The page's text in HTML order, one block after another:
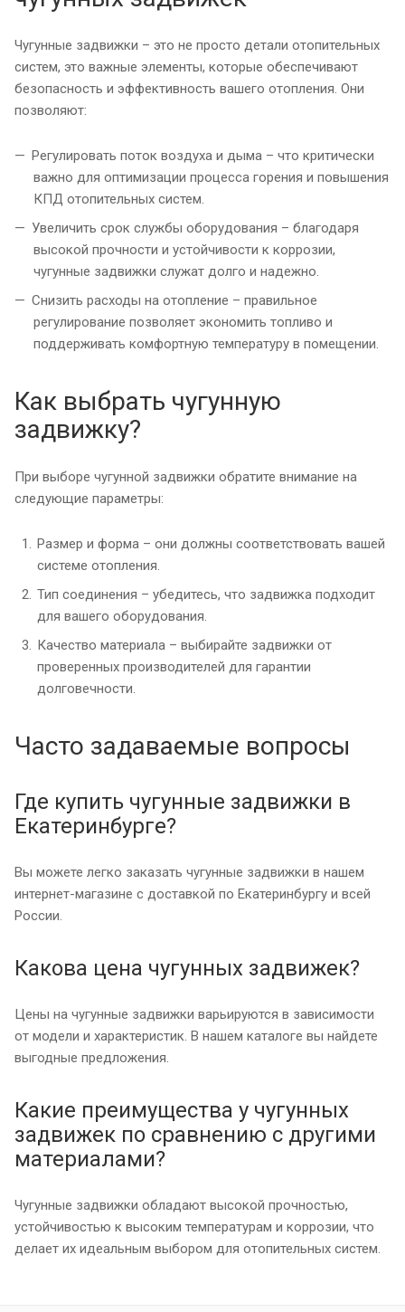
Чугунные задвижки – это не просто детали отопительных
систем, это важные элементы, которые обеспечивают
безопасность и эффективность вашего отопления. Они
позволяют:
Регулировать поток воздуха и дыма – что критически
важно для оптимизации процесса горения и повышения
КПД отопительных систем.
Увеличить срок службы оборудования – благодаря
высокой прочности и устойчивости к коррозии,
чугунные задвижки служат долго и надежно.
Снизить расходы на отопление – правильное
регулирование позволяет экономить топливо и
поддерживать комфортную температуру в помещении.
Как выбрать чугунную
задвижку?
При выборе чугунной задвижки обратите внимание на
следующие параметры:
Размер и форма – они должны соответствовать вашей
системе отопления.
Тип соединения – убедитесь, что задвижка подходит
для вашего оборудования.
Качество материала – выбирайте задвижки от
проверенных производителей для гарантии
долговечности.
Часто задаваемые вопросы
Где купить чугунные задвижки в
Екатеринбурге?
Вы можете легко заказать чугунные задвижки в нашем
интернет-магазине с доставкой по Екатеринбургу и всей
России.
Какова цена чугунных задвижек?
Цены на чугунные задвижки варьируются в зависимости
от модели и характеристик. В нашем каталоге вы найдете
выгодные предложения.
Какие преимущества у чугунных
задвижек по сравнению с другими
материалами?
Чугунные задвижки обладают высокой прочностью,
устойчивостью к высоким температурам и коррозии, что
делает их идеальным выбором для отопительных систем.